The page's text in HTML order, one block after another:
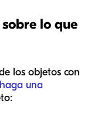
lo que
los objetos con
haga una